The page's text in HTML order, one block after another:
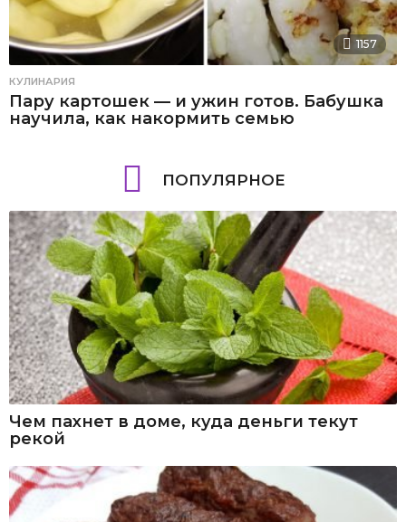
1157
КУЛИНАРИЯ
Пару картошек — и ужин готов. Бабушка
научила, как накормить семью
ПОПУЛЯРНОЕ
Чем пахнет в доме, куда деньги текут
рекой